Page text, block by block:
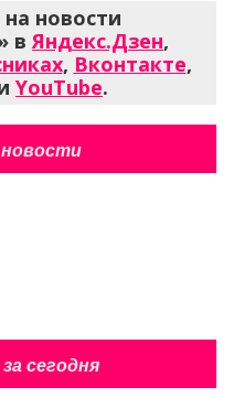
новости
в Яндекс.Дзен,
, Вконтакте,
YouTube.
сегодня